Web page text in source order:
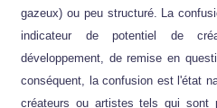
gazeux) ou peu structuré. La
indicateur de potentiel de
développement, de remise en
conséquent, la confusion est l'état
créateurs ou artistes tels qui sont